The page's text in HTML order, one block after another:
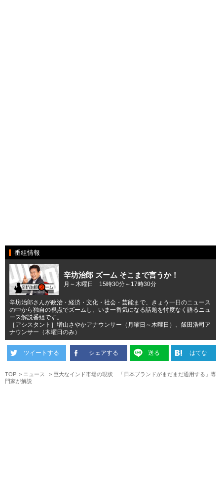
番組情報
辛坊治郎 ズーム そこまで言うか！
月～木曜日 15時30分～17時30分
辛坊治郎さんが政治・経済・文化・社会・芸能まで、きょう一日のニュース
の中から独自の視点でズームし、いま一番気になる話題を忖度なく語るニュ
ース解説番組です。
［アシスタント］増山さやかアナウンサー（月曜日～木曜日）、飯田浩司ア
ナウンサー（木曜日のみ）
ツイートする シェアする 送る はてな
TOP ニュース
巨大なインド市場の現状 「日本ブランドがまだまだ通用する」専
門家が解説